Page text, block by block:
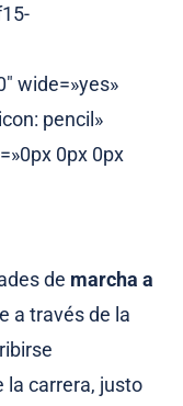
wide=»yes»
pencil»
0px 0px
de marcha a
a través de la
la carrera, justo